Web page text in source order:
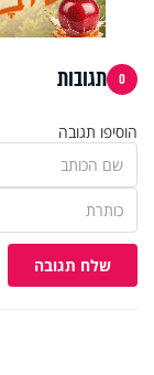
0 תגובות
הוסיפו תגובה
שלח תגובה